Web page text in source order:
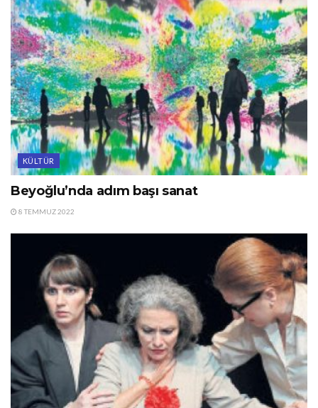
KÜLTÜR
Beyoğlu’nda adım başı sanat
8 TEMMUZ 2022